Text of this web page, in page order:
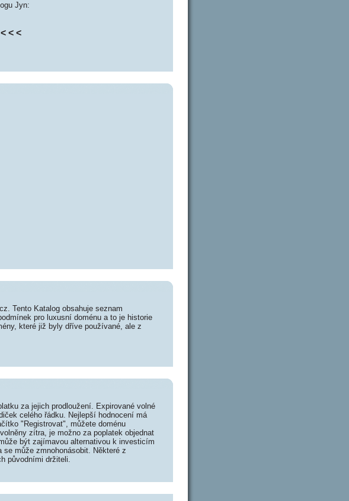
Jyn:
< <
Tento Katalog obsahuje seznam
pro luxusní doménu a to je historie
které již byly dříve používané, ale z
za jejich prodloužení. Expirované volné
celého řádku. Nejlepší hodnocení má
"Registrovat", můžete doménu
zítra, je možno za poplatek objednat
být zajímavou alternativou k investicím
může zmnohonásobit. Některé z
původními držiteli.